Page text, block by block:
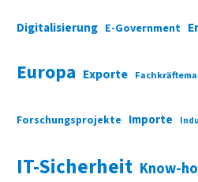
Digitalisierung E-Government
Europa Exporte
Forschungsprojekte Importe
IT-Sicherheit Know-